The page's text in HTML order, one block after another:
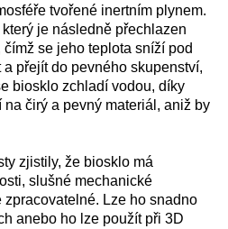
tvořené inertním plynem.
je následně přechlazen
čímž se jeho teplota sníží pod
přejít do pevného skupenství,
biosklo zchladí vodou, díky
čirý a pevný materiál, aniž by
zjistily, že biosklo má
slušné mechanické
Lze ho snadno
anebo ho lze použít při 3D